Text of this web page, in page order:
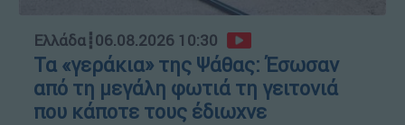
Ελλάδα┋06.08.2026 10:30
Τα «γεράκια» της Ψάθας: Έσωσαν
από τη μεγάλη φωτιά τη γειτονιά
που κάποτε τους έδιωχνε